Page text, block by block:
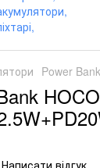
Power
Написати відгук